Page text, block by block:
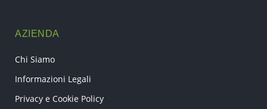
AZIENDA
Chi Siamo
Informazioni Legali
Privacy e Cookie Policy